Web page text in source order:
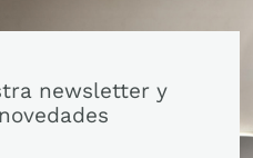
newsletter y